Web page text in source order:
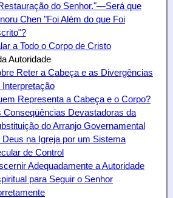
do Senhor."—Será que
Chen "Foi Além do que Foi
a Todo o Corpo de Cristo
Autoridade
Reter a Cabeça e as Divergências
Interpretação
Representa a Cabeça e o Corpo?
Conseqüências Devastadoras da
do Arranjo Governamental
Deus na Igreja por um Sistema
de Control
Adequadamente a Autoridade
para Seguir o Senhor